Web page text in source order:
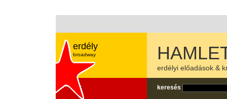
erdély
broadway
erdélyi előadások &
keresés